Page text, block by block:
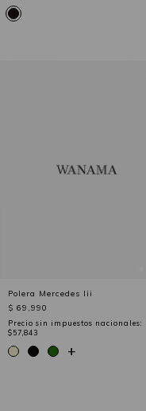
Polera Mercedes Iii
$ 69,990
Precio sin impuestos nacionales:
$57,843
+